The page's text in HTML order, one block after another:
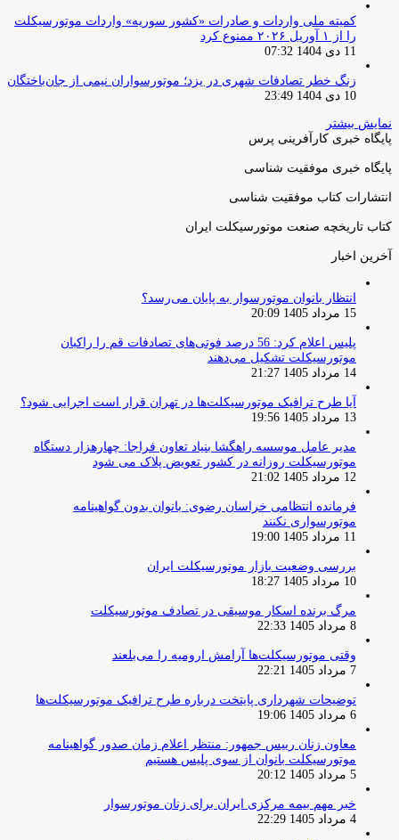
کمیته ملی واردات و صادرات «کشور سوریه» واردات موتورسیکلت
را از ۱ آوریل ۲۰۲۶ ممنوع کرد
11 دی 1404 07:32
زنگ خطر تصادفات شهری در یزد؛ موتورسواران نیمی از جان‌باختگان
10 دی 1404 23:49
نمایش بیشتر
پایگاه خبری کارآفرینی پرس
پایگاه خبری موفقیت شناسی
انتشارات کتاب موفقیت شناسی
کتاب تاریخچه صنعت موتورسیکلت ایران
آخرین اخبار
انتظار بانوان موتورسوار به پایان می‌رسد؟
15 مرداد 1405 20:09
پلیس اعلام کرد: 56 درصد فوتی‌های تصادفات قم را راکبان
موتورسیکلت تشکیل می‌دهند
14 مرداد 1405 21:27
آیا طرح ترافیک موتورسیکلت‌ها در تهران قرار است اجرایی شود؟
13 مرداد 1405 19:56
مدیر عامل موسسه راهگشا بنیاد تعاون فراجا: چهارهزار دستگاه
موتورسیکلت روزانه در کشور تعویض پلاک می شود
12 مرداد 1405 21:02
فرمانده انتظامی خراسان رضوی: بانوان بدون گواهینامه
موتورسواری نکنند
11 مرداد 1405 19:00
بررسی وضعیت بازار موتورسیکلت ایران
10 مرداد 1405 18:27
مرگ برنده اسکار موسیقی در تصادف موتورسیکلت
8 مرداد 1405 22:33
وقتی موتورسیکلت‌ها آرامش ارومیه را می‌بلعند
7 مرداد 1405 22:21
توضیحات شهرداری پایتخت درباره طرح ترافیک موتورسیکلت‌ها
6 مرداد 1405 19:06
معاون زنان رییس جمهور: منتظر اعلام زمان صدور گواهینامه
موتورسیکلت بانوان از سوی پلیس هستیم
5 مرداد 1405 20:12
خبر مهم بیمه مرکزی ایران برای زنان موتورسوار
4 مرداد 1405 22:29